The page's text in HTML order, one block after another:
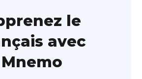
le
avec
Mnemo